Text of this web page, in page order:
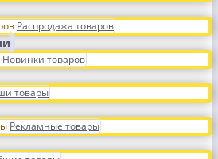
Распродажа товаров
Новинки товаров
товары
Рекламные товары